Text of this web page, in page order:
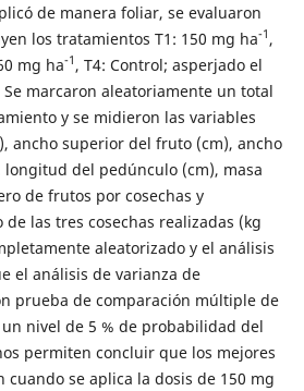
de manera foliar, se evaluaron
los tratamientos T1: 150 mg ha-1 ,
mg ha-1 , T4: Control; asperjado el
marcaron aleatoriamente un total
y se midieron las variables
ancho superior del fruto (cm), ancho
del pedúnculo (cm), masa
de frutos por cosechas y
las tres cosechas realizadas (kg
aleatorizado y el análisis
el análisis de varianza de
prueba de comparación múltiple de
nivel de 5 % de probabilidad del
permiten concluir que los mejores
cuando se aplica la dosis de 150 mg